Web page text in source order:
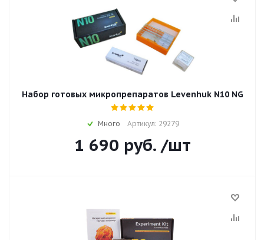
Набор готовых микропрепаратов Levenhuk N10 NG
Много Артикул: 29279
1 690 руб. /шт